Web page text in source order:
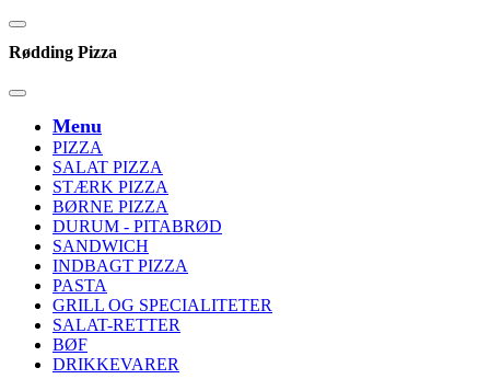
Rødding Pizza
Menu
PIZZA
SALAT PIZZA
STÆRK PIZZA
BØRNE PIZZA
DURUM - PITABRØD
SANDWICH
INDBAGT PIZZA
PASTA
GRILL OG SPECIALITETER
SALAT-RETTER
BØF
DRIKKEVARER